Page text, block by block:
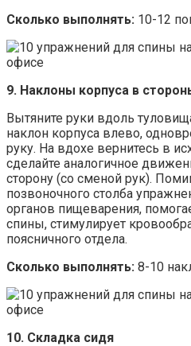
Сколько выполнять: 10-12
9. Наклоны корпуса в
Вытяните руки вдоль
наклон корпуса влево,
руку. На вдохе вернитесь в
сделайте аналогичное
сторону (со сменой рук).
позвоночного столба
органов пищеварения,
спины, стимулирует
поясничного отдела.
Сколько выполнять: 8-10
10. Складка сидя